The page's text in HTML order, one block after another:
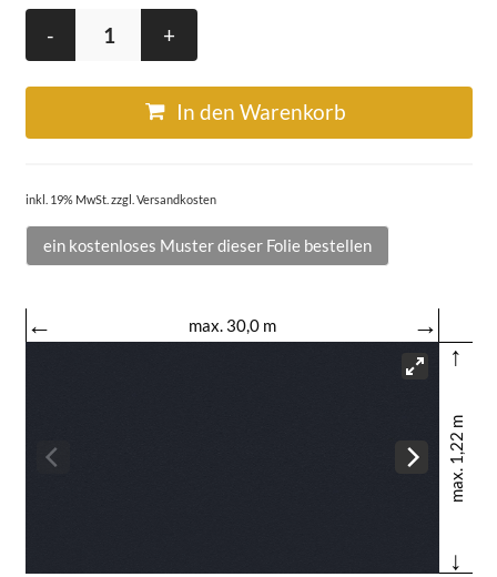
- +
In den Warenkorb
inkl. 19% MwSt. zzgl. Versandkosten
ein kostenloses Muster dieser Folie bestellen
← max. 30,0 m
→
↑
max. 1,22 m
↓